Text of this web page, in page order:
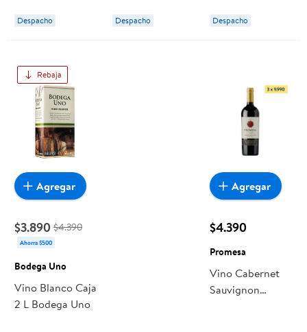
Despacho Despacho Despacho
Rebaja
$3.890 $4.390
Ahorra $500
Bodega Uno
Vino Blanco Caja
2 L Bodega Uno
Agregar
$4.390
Promesa
Vino Cabernet
Sauvignon
Agregar